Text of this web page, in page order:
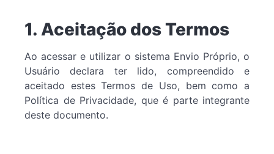
1. Aceitação dos Termos
Ao acessar e utilizar o sistema Envio Próprio, o
Usuário declara ter lido, compreendido e
aceitado estes Termos de Uso, bem como a
Política de Privacidade, que é parte integrante
deste documento.